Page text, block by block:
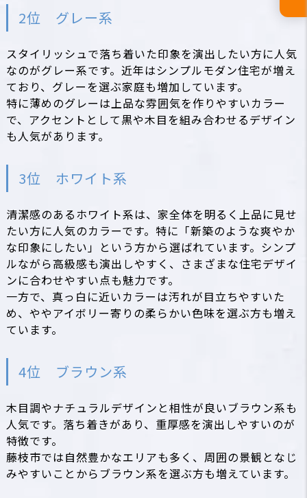
2位 グレー系
スタイリッシュで落ち着いた印象を演出したい方に人気
なのがグレー系です。近年はシンプルモダン住宅が増え
ており、グレーを選ぶ家庭も増加しています。
特に薄めのグレーは上品な雰囲気を作りやすいカラー
で、アクセントとして黒や木目を組み合わせるデザイン
も人気があります。
3位 ホワイト系
清潔感のあるホワイト系は、家全体を明るく上品に見せ
たい方に人気のカラーです。特に「新築のような爽やか
な印象にしたい」という方から選ばれています。シンプ
ルながら高級感も演出しやすく、さまざまな住宅デザイ
ンに合わせやすい点も魅力です。
一方で、真っ白に近いカラーは汚れが目立ちやすいた
め、ややアイボリー寄りの柔らかい色味を選ぶ方も増え
ています。
4位 ブラウン系
木目調やナチュラルデザインと相性が良いブラウン系も
人気です。落ち着きがあり、重厚感を演出しやすいのが
特徴です。
藤枝市では自然豊かなエリアも多く、周囲の景観となじ
みやすいことからブラウン系を選ぶ方も増えています。